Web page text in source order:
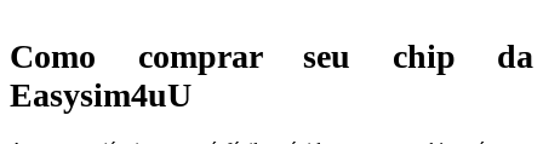
Como comprar seu chip da
Easysim4uU